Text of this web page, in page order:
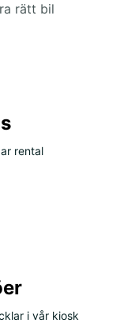
rätt bil
rental
i vår kiosk